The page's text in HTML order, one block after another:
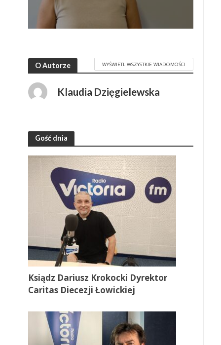
O Autorze WYŚWIETL WSZYSTKIE WIADOMOŚCI
Klaudia Dzięgielewska
Gość dnia
Ksiądz Dariusz Krokocki Dyrektor
Caritas Diecezji Łowickiej